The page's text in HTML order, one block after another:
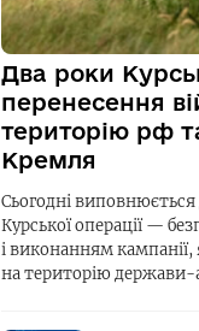
Два роки
перенесення
територію рф
Кремля
Сьогодні виповнюється
Курської операції —
і виконанням кампанії,
на територію держави-